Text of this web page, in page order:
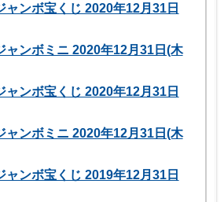
ャンボ宝くじ 2020年12月31日
ャンボミニ 2020年12月31日(木
ャンボ宝くじ 2020年12月31日
ャンボミニ 2020年12月31日(木
ャンボ宝くじ 2019年12月31日